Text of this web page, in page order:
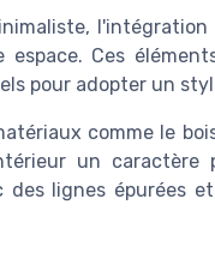
espace. Ces
pour adopter un
comme le
un caractère
des lignes épurées